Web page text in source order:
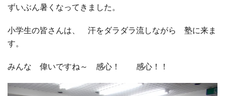
ずいぶん暑くなってきました。
小学生の皆さんは、 汗をダラダラ流しながら 塾に来ま
す。
みんな 偉いですね～ 感心！ 感心！！